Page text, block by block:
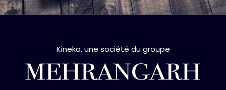
Kineka, une société du groupe